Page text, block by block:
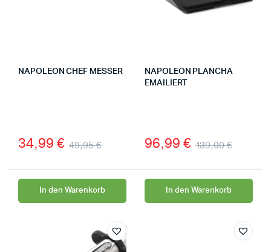
NAPOLEON CHEF MESSER
49,95€
34,99 €
In den Warenkorb
NAPOLEON PLANCHA
EMAILIERT
139,00€
96,99 €
In den Warenkorb